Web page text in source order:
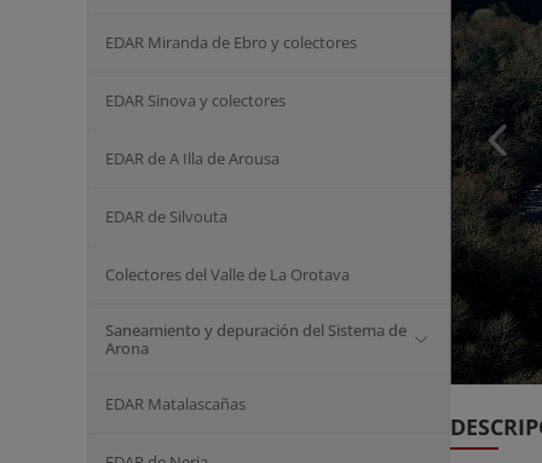
EDAR Miranda de Ebro y colectores
EDAR Sinova y colectores
EDAR de A Illa de Arousa
EDAR de Silvouta
Colectores del Valle de La Orotava
Saneamiento y depuración del Sistema de
Arona
EDAR Matalascañas